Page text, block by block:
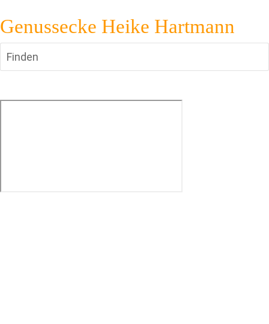
Genussecke Heike Hartmann
Finden